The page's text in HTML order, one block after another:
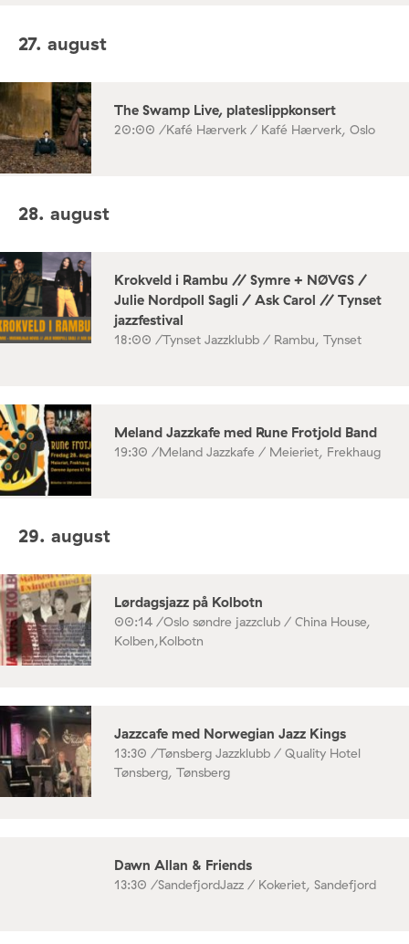
27. august
The Swamp Live, plateslippkonsert
20:00 /Kafé Hærverk / Kafé Hærverk, Oslo
28. august
Krokveld i Rambu // Symre + NØVGS /
Julie Nordpoll Sagli / Ask Carol // Tynset
jazzfestival
18:00 /Tynset Jazzklubb / Rambu, Tynset
Meland Jazzkafe med Rune Frotjold Band
19:30 /Meland Jazzkafe / Meieriet, Frekhaug
29. august
Lørdagsjazz på Kolbotn
00:14 /Oslo søndre jazzclub / China House,
Kolben,Kolbotn
Jazzcafe med Norwegian Jazz Kings
13:30 /Tønsberg Jazzklubb / Quality Hotel
Tønsberg, Tønsberg
Dawn Allan & Friends
13:30 /SandefjordJazz / Kokeriet, Sandefjord